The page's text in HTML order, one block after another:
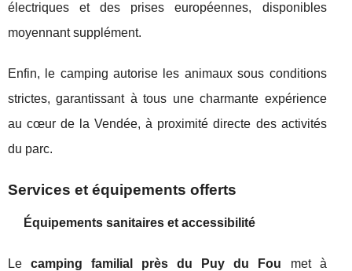
électriques et des prises européennes, disponibles
moyennant supplément.
Enfin, le camping autorise les animaux sous conditions
strictes, garantissant à tous une charmante expérience
au cœur de la Vendée, à proximité directe des activités
du parc.
Services et équipements offerts
Équipements sanitaires et accessibilité
Lecamping familial près du Puy du Fou met à